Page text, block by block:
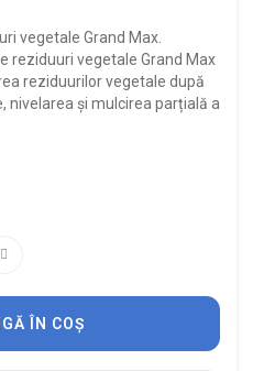
vegetale Grand Max.
reziduuri vegetale Grand Max
reziduurilor vegetale după
nivelarea și mulcirea parțială a
ÎN COȘ